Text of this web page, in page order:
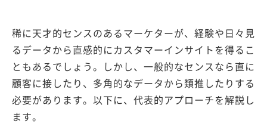
稀に天才的センスのあるマーケターが、経験や日々見
るデータから直感的にカスタマーインサイトを得るこ
ともあるでしょう。しかし、一般的なセンスなら直に
顧客に接したり、多角的なデータから類推したりする
必要があります。以下に、代表的アプローチを解説し
ます。